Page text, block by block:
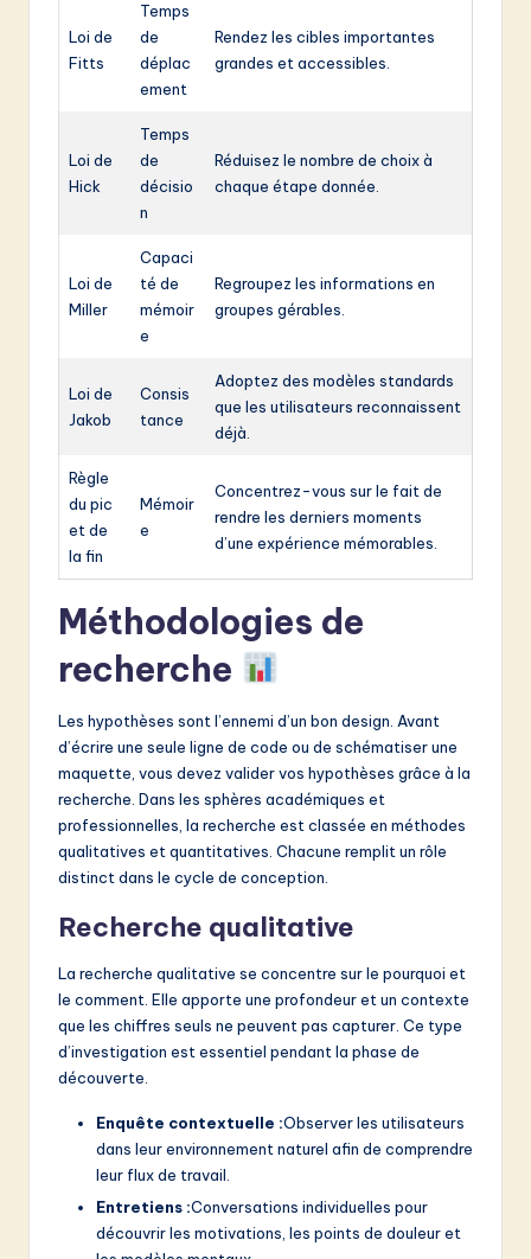
Loi de
Fitts
Temps
de
déplac
ement
Rendez les cibles importantes
grandes et accessibles.
Loi de
Hick
Temps
de
décisio
n
Réduisez le nombre de choix à
chaque étape donnée.
Loi de
Miller
Capaci
té de
mémoir
e
Regroupez les informations en
groupes gérables.
Loi de
Jakob
Consis
tance
Adoptez des modèles standards
que les utilisateurs reconnaissent
déjà.
Règle
du pic
et de
la fin
Mémoir
e
Concentrez-vous sur le fait de
rendre les derniers moments
d’une expérience mémorables.
Méthodologies de
recherche
Les hypothèses sont l’ennemi d’un bon design. Avant
d’écrire une seule ligne de code ou de schématiser une
maquette, vous devez valider vos hypothèses grâce à la
recherche. Dans les sphères académiques et
professionnelles, la recherche est classée en méthodes
qualitatives et quantitatives. Chacune remplit un rôle
distinct dans le cycle de conception.
Recherche qualitative
La recherche qualitative se concentre sur le pourquoi et
le comment. Elle apporte une profondeur et un contexte
que les chiffres seuls ne peuvent pas capturer. Ce type
d’investigation est essentiel pendant la phase de
découverte.
Enquête contextuelle :Observer les utilisateurs
dans leur environnement naturel afin de comprendre
leur flux de travail.
Entretiens :Conversations individuelles pour
découvrir les motivations, les points de douleur et